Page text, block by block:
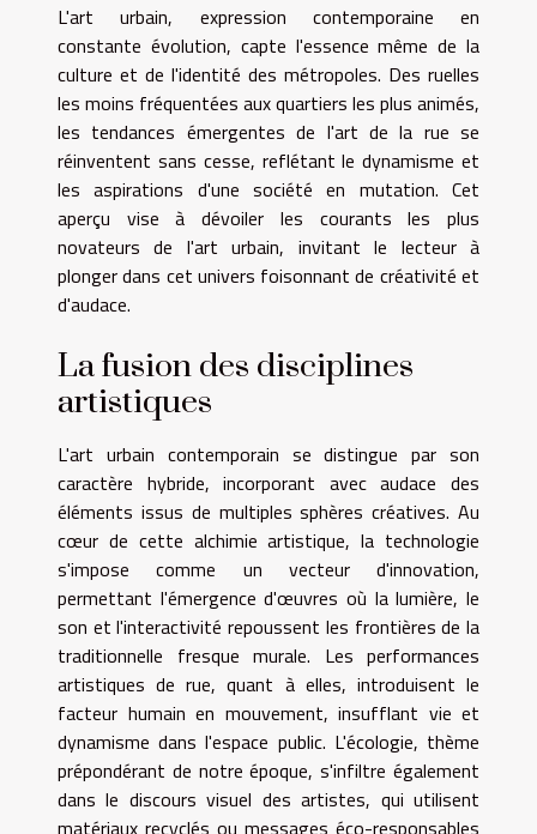
L'art urbain, expression contemporaine en
constante évolution, capte l'essence même de la
culture et de l'identité des métropoles. Des ruelles
les moins fréquentées aux quartiers les plus animés,
les tendances émergentes de l'art de la rue se
réinventent sans cesse, reflétant le dynamisme et
les aspirations d'une société en mutation. Cet
aperçu vise à dévoiler les courants les plus
novateurs de l'art urbain, invitant le lecteur à
plonger dans cet univers foisonnant de créativité et
d'audace.
La fusion des disciplines
artistiques
L'art urbain contemporain se distingue par son
caractère hybride, incorporant avec audace des
éléments issus de multiples sphères créatives. Au
cœur de cette alchimie artistique, la technologie
s'impose comme un vecteur d'innovation,
permettant l'émergence d'œuvres où la lumière, le
son et l'interactivité repoussent les frontières de la
traditionnelle fresque murale. Les performances
artistiques de rue, quant à elles, introduisent le
facteur humain en mouvement, insufflant vie et
dynamisme dans l'espace public. L'écologie, thème
prépondérant de notre époque, s'infiltre également
dans le discours visuel des artistes, qui utilisent
matériaux recyclés ou messages éco-responsables